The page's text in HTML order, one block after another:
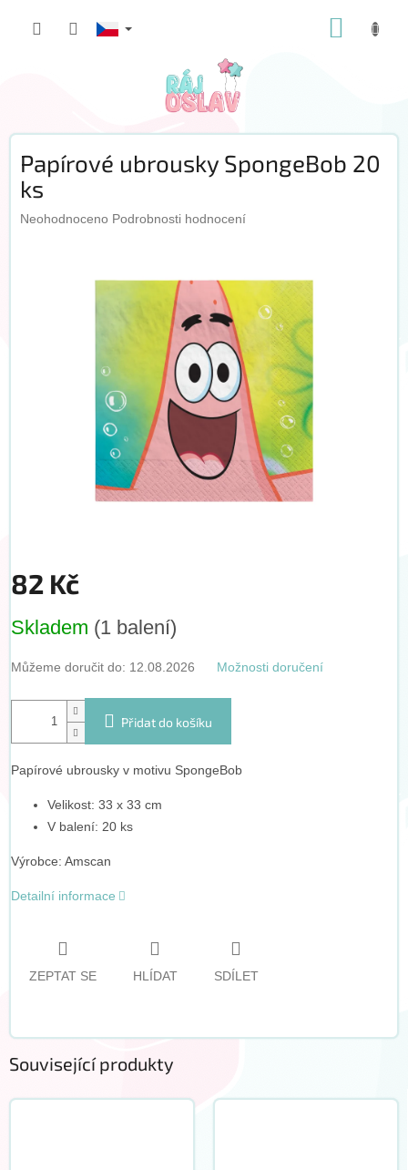
Papírové ubrousky SpongeBob 20
ks
Průměrné
Neohodnoceno Podrobnosti hodnocení
82 Kč
cena:
Skladem (1 balení)
Můžeme doručit do: 12.08.2026 Možnosti doručení
Přidat do košíku
Papírové ubrousky v motivu SpongeBob
Velikost: 33 x 33 cm
V balení: 20 ks
Výrobce: Amscan
Detailní informace
ZEPTAT SE HLÍDAT SDÍLET
Související produkty